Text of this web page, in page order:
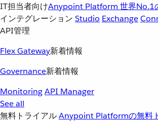
IT担当者向けAnypoint Platform 世界No.1
インテグレーション Studio Exchange
API管理
Flex Gateway新着情報
Governance新着情報
MonitoringAPI Manager
See all
無料トライアルAnypoint Platformの無料